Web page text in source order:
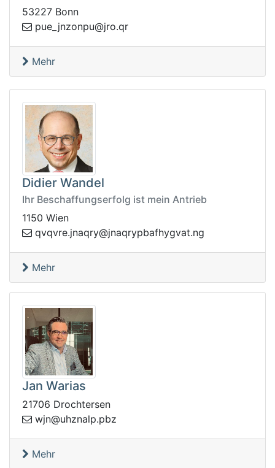
53227 Bonn
rq.orj@upn
oznj_eup
Mehr
Didier Wandel
Ihr Beschaffungserfolg ist mein Antrieb
1150 Wien
gn.tavgyhfabpyrq
anj@yrqanj.ervqvq
Mehr
Jan Warias
21706 Drochtersen
zbp.p
lanzhu@njw
Mehr